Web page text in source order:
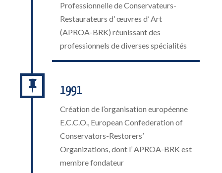
Professionnelle de Conservateurs-
Restaurateurs d’ œuvres d’ Art
(APROA-BRK) réunissant des
professionnels de diverses spécialités
 1991
Création de l’organisation européenne
E.C.C.O., European Confederation of
Conservators-Restorers’
Organizations, dont l’ APROA-BRK est
membre fondateur